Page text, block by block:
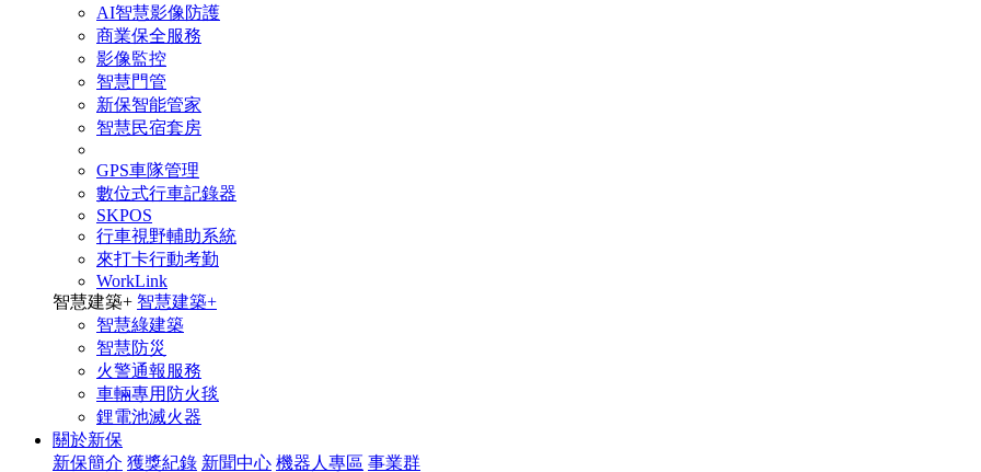
AI智慧影像防護
商業保全服務
影像監控
智慧門管
新保智能管家
智慧民宿套房
GPS車隊管理
數位式行車記錄器
SKPOS
行車視野輔助系統
來打卡行動考勤
WorkLink
智慧建築+ 智慧建築+
智慧綠建築
智慧防災
火警通報服務
車輛專用防火毯
鋰電池滅火器
關於新保
新保簡介 獲獎紀錄 新聞中心 機器人專區 事業群